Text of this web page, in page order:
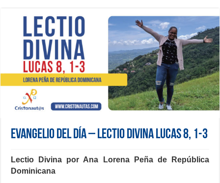
Evangelio del día – Lectio Divina Lucas 8, 1-3
Lectio Divina por Ana Lorena Peña de República
Dominicana